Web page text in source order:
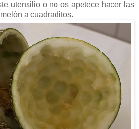
utensilio o no os apetece hacer las
a cuadraditos.